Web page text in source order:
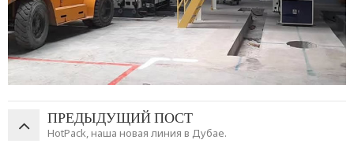
ПРЕДЫДУЩИЙ ПОСТ
HotPack, наша новая линия в Дубае.